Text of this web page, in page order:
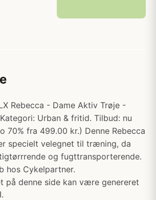
Rebecca - Dame Aktiv Trøje -
Urban & fritid. Tilbud: nu
70% fra 499.00 kr.) Denne Rebecca
specielt velegnet til træning, da
og fugttransporterende.
hos Cykelpartner.
på denne side kan være genereret